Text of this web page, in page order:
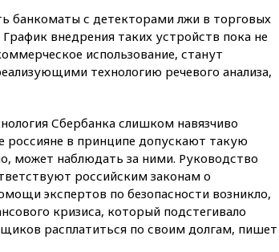
России
09:49WSJ: Трамп «сходит с
ума» из-за сообщений в СМИ
об истощении боеприпасов у
в 2028 году могут войти в
состав Евросоюза
09:18 Пашинян сообщил о
приверженности Армении
основополагающим
принципам ЕАЭС
09:06Гендиректора
банкоматы с детекторами лжи в торговых
внедрения таких устройств пока не
использование, станут
технологию речевого анализа,
Сбербанка слишком навязчиво
россияне в принципе допускают такую
может наблюдать за ними. Руководство
российским законам о
экспертов по безопасности возникло,
кризиса, который подстегивало
расплатиться по своим долгам, пишет